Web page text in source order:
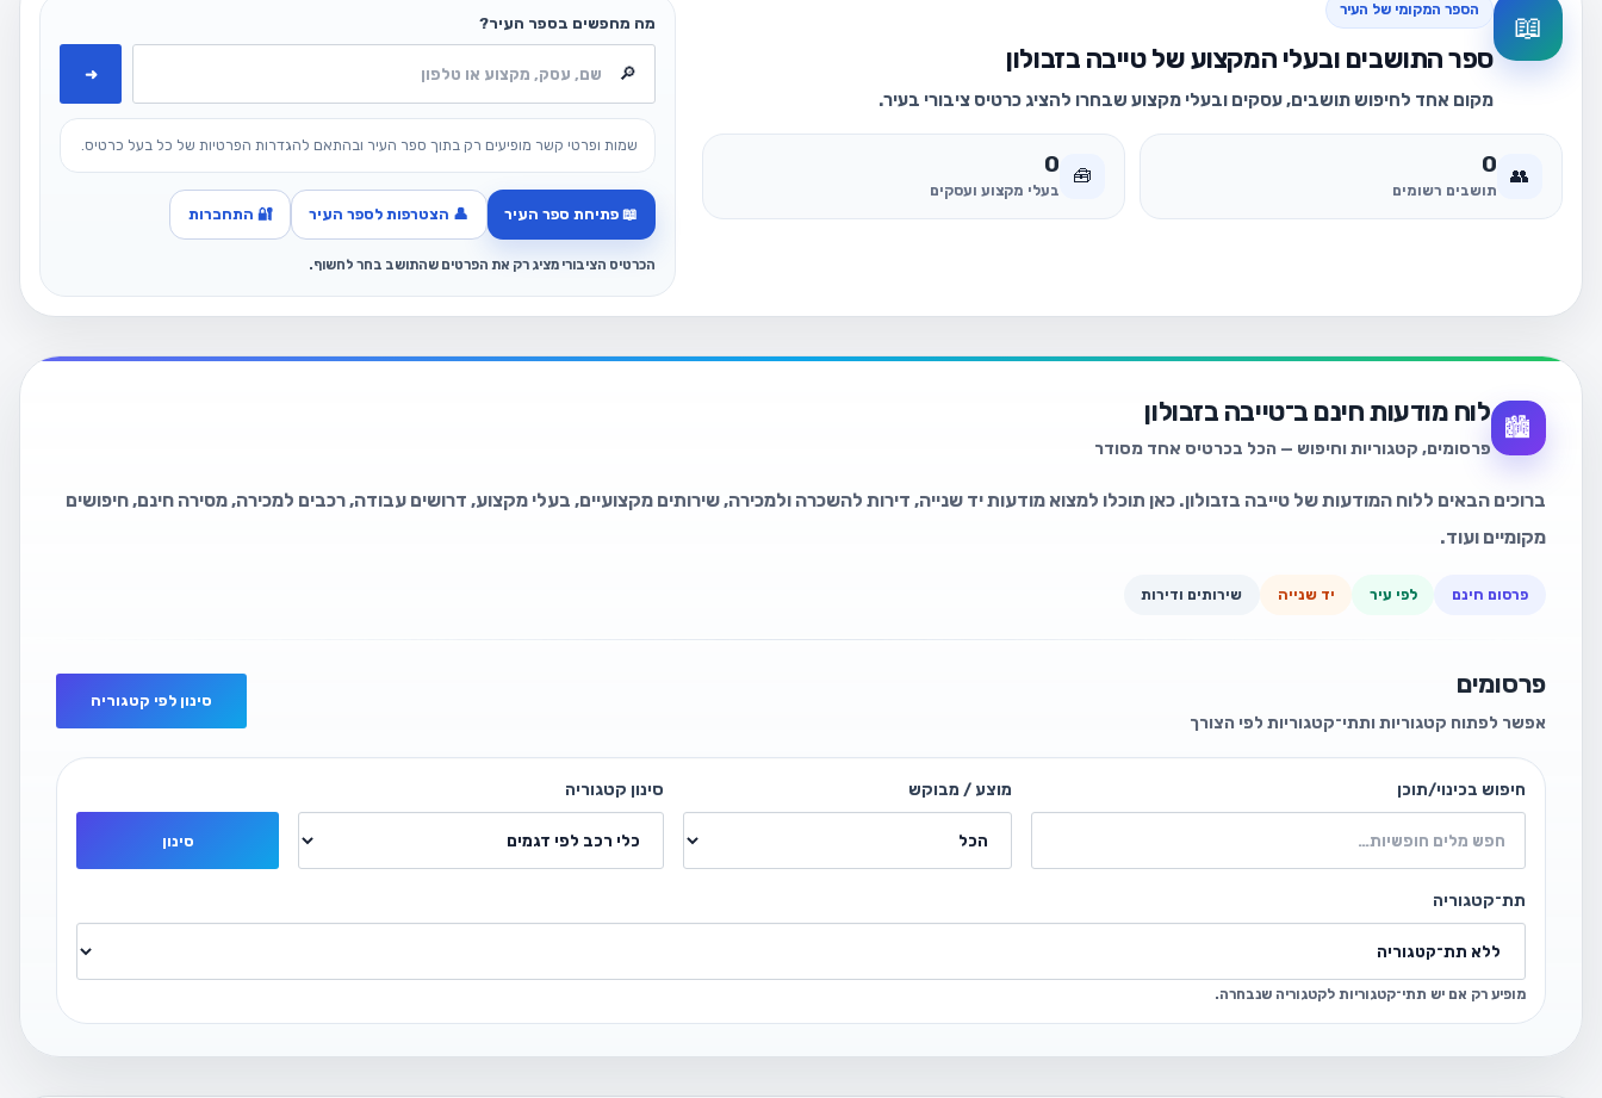
📖 הספר המקומי של העיר
ספר התושבים ובעלי המקצוע של טייבה בזבולון
מקום אחד לחיפוש תושבים, עסקים ובעלי מקצוע שבחרו להציג כרטיס ציבורי בעיר.
👥
0
תושבים רשומים
🧰
0
בעלי מקצוע ועסקים
מה מחפשים בספר העיר?
➜
שמות ופרטי קשר מופיעים רק בתוך ספר העיר ובהתאם להגדרות הפרטיות של כל בעל כרטיס.
📖 פתיחת ספר העיר 👤 הצטרפות לספר העיר 🔐 התחברות
הכרטיס הציבורי מציג רק את הפרטים שהתושב בחר לחשוף.
🏙️
לוח מודעות חינם ב־טייבה בזבולון
פרסומים, קטגוריות וחיפוש — הכל בכרטיס אחד מסודר
ברוכים הבאים ללוח המודעות של טייבה בזבולון. כאן תוכלו למצוא מודעות יד שנייה, דירות להשכרה ולמכירה, שירותים מקצועיים, בעלי מקצוע, דרושים עבודה, רכבים למכירה, מסירה חינם, חיפושים
מקומיים ועוד.
פרסום חינם לפי עיר יד שנייה שירותים ודירות
פרסומים
אפשר לפתוח קטגוריות ותתי־קטגוריות לפי הצורך
סינון לפי קטגוריה
חיפוש בכינוי/תוכן מוצע / מבוקש סינון קטגוריה
סינון
תת־קטגוריה
מופיע רק אם יש תתי־קטגוריות לקטגוריה שנבחרה.